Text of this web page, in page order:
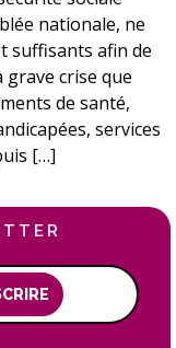
nationale, ne
suffisants afin de
crise que
de santé,
services
[…]